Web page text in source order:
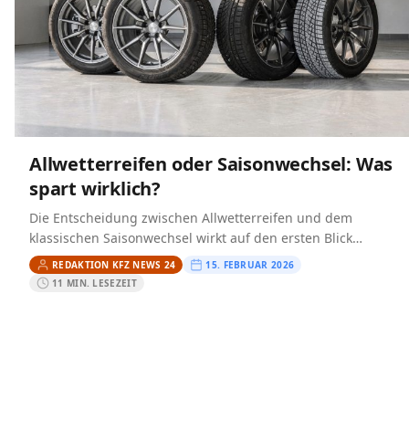
Allwetterreifen oder Saisonwechsel: Was
spart wirklich?
Die Entscheidung zwischen Allwetterreifen und dem
klassischen Saisonwechsel wirkt auf den ersten Blick
simpel: Entweder Sie fahren das ganze Jahr einen Satz oder
Sie wechseln…
REDAKTION KFZ NEWS 24
15. FEBRUAR 2026
11 MIN. LESEZEIT